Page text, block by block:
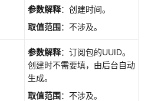
参数解释：创建时间。
取值范围：不涉及。
参数解释：订阅包的UUID。
创建时不需要填，由后台自动
生成。
取值范围：不涉及。